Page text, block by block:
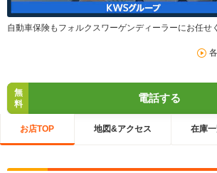
自動車保険もフォルクスワーゲンディーラーにお任せ
無
料
電話する
お店TOP 地図&アクセス 在庫